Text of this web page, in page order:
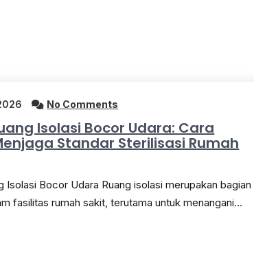
No Comments
Isolasi Bocor Udara: Cara
Standar Sterilisasi Rumah
Isolasi Bocor Udara Ruang isolasi merupakan bagian
fasilitas rumah sakit, terutama untuk menangani…